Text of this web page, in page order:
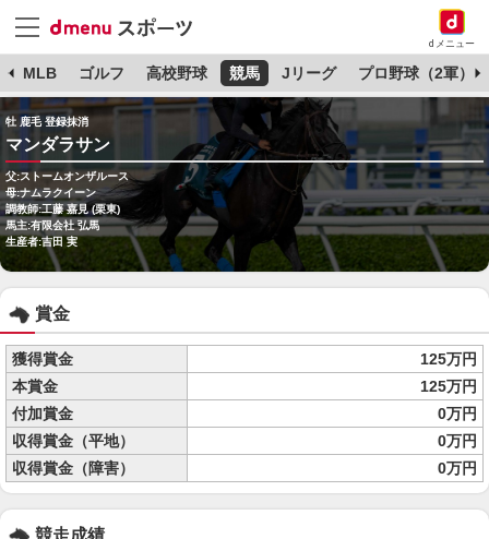
dメニュー
MLB ゴルフ 高校野球 競馬 Jリーグ プロ野球（2軍）
牡 鹿毛 登録抹消
マンダラサン
父:ストームオンザルース
母:ナムラクイーン
調教師:工藤 嘉見 (栗東)
馬主:有限会社 弘馬
生産者:吉田 実
賞金
獲得賞金
125万円
本賞金
125万円
付加賞金
0万円
収得賞金（平地）
0万円
収得賞金（障害）
0万円
競走成績